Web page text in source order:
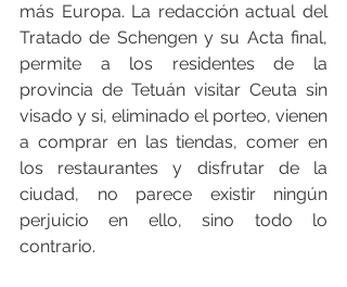
más Europa. La redacción actual del
Tratado de Schengen y su Acta final,
permite a los residentes de la
provincia de Tetuán visitar Ceuta sin
visado y si, eliminado el porteo, vienen
a comprar en las tiendas, comer en
los restaurantes y disfrutar de la
ciudad, no parece existir ningún
perjuicio en ello, sino todo lo
contrario.